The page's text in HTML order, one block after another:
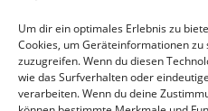
Um dir ein optimales Erlebnis zu
Cookies, um Geräteinformationen
zuzugreifen. Wenn du diesen
wie das Surfverhalten oder
verarbeiten. Wenn du deine
19
20 21
26
27 28 29
« Dez.
Feb. »